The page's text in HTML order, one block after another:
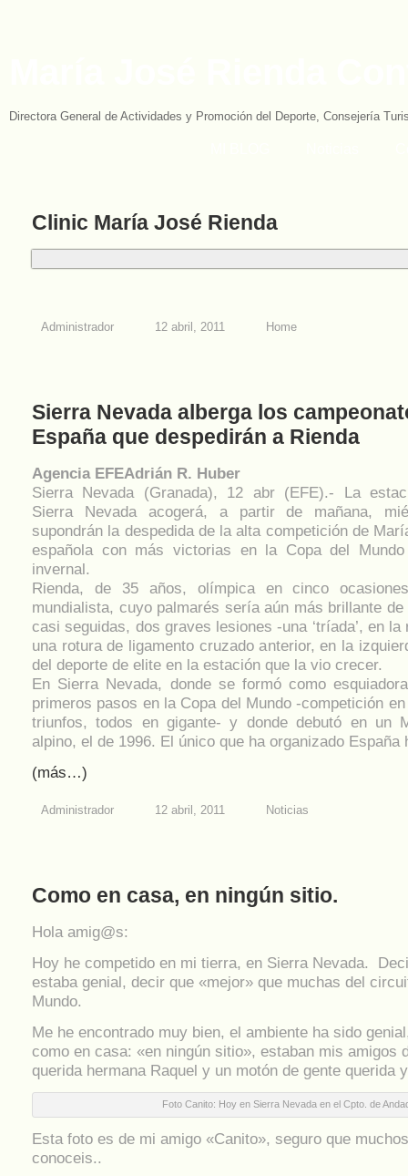
Directora General de Actividades y Promoción del Deporte, Consejería
Clinic María José Rienda
Administrador 12 abril, 2011 Home
Sierra Nevada alberga los
España que despedirán a Rienda
Agencia EFEAdrián R. Huber
Sierra Nevada (Granada), 12 abr (EFE).- La
Sierra Nevada acogerá, a partir de mañana,
supondrán la despedida de la alta competición de
española con más victorias en la Copa del
invernal.
Rienda, de 35 años, olímpica en cinco
mundialista, cuyo palmarés sería aún más brillante
casi seguidas, dos graves lesiones -una ‘tríada’, en
una rotura de ligamento cruzado anterior, en la
del deporte de elite en la estación que la vio crecer.
En Sierra Nevada, donde se formó como
primeros pasos en la Copa del Mundo -competición
triunfos, todos en gigante- y donde debutó en un
alpino, el de 1996. El único que ha organizado España
(más…)
Administrador 12 abril, 2011 Noticias
Como en casa, en ningún sitio.
Hola amig@s:
Hoy he competido en mi tierra, en Sierra Nevada.
estaba genial, decir que «mejor» que muchas del
Mundo.
Me he encontrado muy bien, el ambiente ha sido
como en casa: «en ningún sitio», estaban mis amigos
querida hermana Raquel y un motón de gente querida
Foto Canito: Hoy en Sierra Nevada en el Cpto. de
Esta foto es de mi amigo «Canito», seguro que
conoceis..